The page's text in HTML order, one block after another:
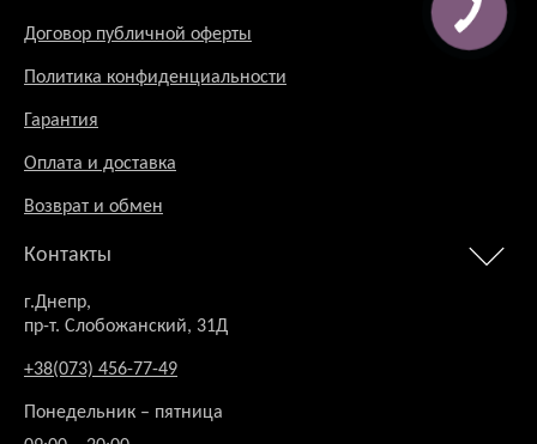
Договор публичной оферты
Политика конфиденциальности
Гарантия
Оплата и доставка
Возврат и обмен
Контакты
г.Днепр,
пр-т. Слобожанский, 31Д
+38(073) 456-77-49
Понедельник – пятница